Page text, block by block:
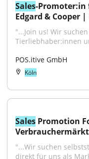
Sales-Promoter:in
Edgard & Cooper
"...Join us! Wir
Tierliebhaber:innen
POS.itive GmbH
Köln
Sales Promotion
"...Wir suchen
direkt für uns als